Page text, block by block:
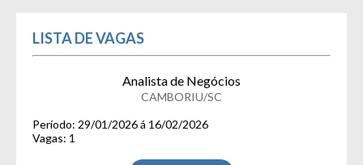
LISTA DE VAGAS
Analista de Negócios
CAMBORIU/SC
Período: 29/01/2026 á 16/02/2026
Vagas: 1